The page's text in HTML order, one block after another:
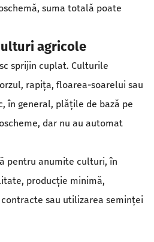
suma totală poate
agricole
sprijin cuplat. Culturile
rapița, floarea-soarelui sau
în general, plățile de bază pe
dar nu au automat
pentru anumite culturi, în
producție minimă,
sau utilizarea seminței